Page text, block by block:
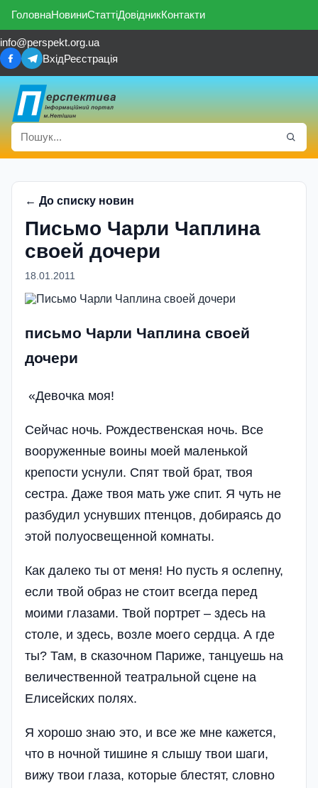
ГоловнаНовиниСтаттіДовідникКонтакти
info@perspekt.org.ua
ВхідРеєстрація
← До списку новин
Письмо Чарли Чаплина
своей дочери
18.01.2011
письмо Чарли Чаплина своей
дочери
«Девочка моя!
Сейчас ночь. Рождественская ночь. Все
вооруженные воины моей маленькой
крепости уснули. Спят твой брат, твоя
сестра. Даже твоя мать уже спит. Я чуть не
разбудил уснувших птенцов, добираясь до
этой полуосвещенной комнаты.
Как далеко ты от меня! Но пусть я ослепну,
если твой образ не стоит всегда перед
моими глазами. Твой портрет – здесь на
столе, и здесь, возле моего сердца. А где
ты? Там, в сказочном Париже, танцуешь на
величественной театральной сцене на
Елисейских полях.
Я хорошо знаю это, и все же мне кажется,
что в ночной тишине я слышу твои шаги,
вижу твои глаза, которые блестят, словно